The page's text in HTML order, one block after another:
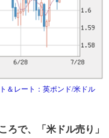
＆レート：英ポンド/米ドル
ろで、「米ドル売り」